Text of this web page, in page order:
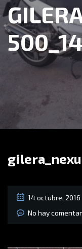
14 octubre, 2016
No hay